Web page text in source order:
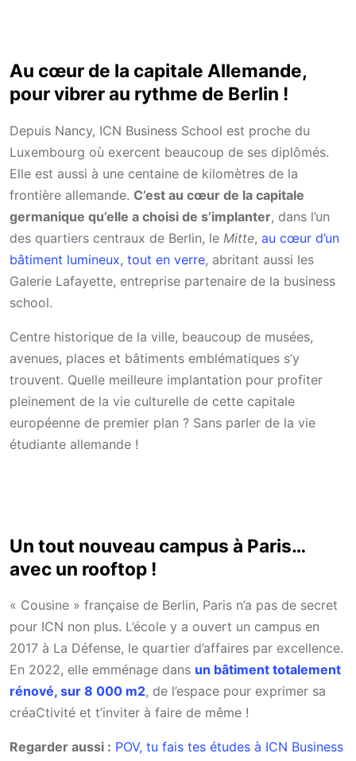
Au cœur de la capitale Allemande,
pour vibrer au rythme de Berlin !
Depuis Nancy, ICN Business School est proche du
Luxembourg où exercent beaucoup de ses diplômés.
Elle est aussi à une centaine de kilomètres de la
frontière allemande. C’est au cœur de la capitale
germanique qu’elle a choisi de s’implanter, dans l’un
des quartiers centraux de Berlin, le Mitte, au cœur d’un
bâtiment lumineux, tout en verre, abritant aussi les
Galerie Lafayette, entreprise partenaire de la business
school.
Centre historique de la ville, beaucoup de musées,
avenues, places et bâtiments emblématiques s’y
trouvent. Quelle meilleure implantation pour profiter
pleinement de la vie culturelle de cette capitale
européenne de premier plan ? Sans parler de la vie
étudiante allemande !
Un tout nouveau campus à Paris…
avec un rooftop !
« Cousine » française de Berlin, Paris n’a pas de secret
pour ICN non plus. L’école y a ouvert un campus en
2017 à La Défense, le quartier d’affaires par excellence.
En 2022, elle emménage dans un bâtiment totalement
rénové, sur 8 000 m2, de l’espace pour exprimer sa
créaCtivité et t’inviter à faire de même !
Regarder aussi : POV, tu fais tes études à ICN Business